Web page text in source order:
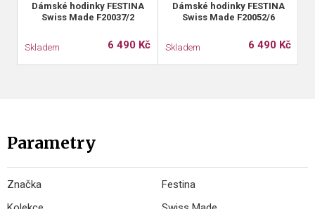
Dámské hodinky FESTINA
Swiss Made F20037/2
Skladem 6 490 Kč
Dámské hodinky FESTINA
Swiss Made F20052/6
Skladem 6 490 Kč
Parametry
Značka
Festina